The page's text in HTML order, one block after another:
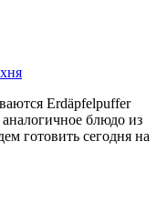
Erdäpfelpuffer
блюдо из
готовить сегодня на